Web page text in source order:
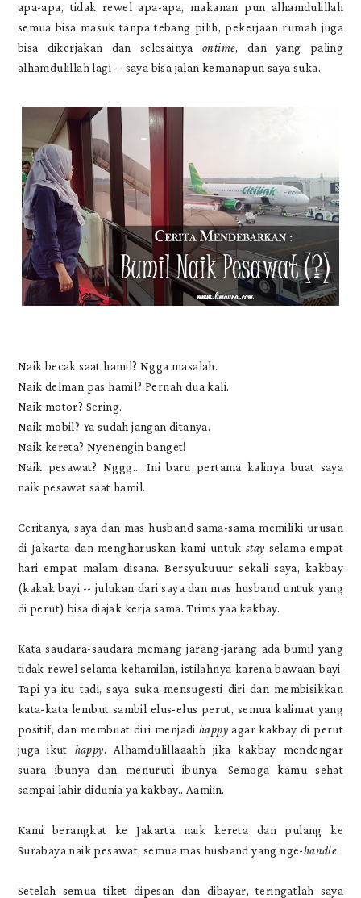
apa-apa, tidak rewel apa-apa, makanan pun alhamdulillah
semua bisa masuk tanpa tebang pilih, pekerjaan rumah juga
bisa dikerjakan dan selesainya ontime, dan yang paling
alhamdulillah lagi -- saya bisa jalan kemanapun saya suka.
Naik becak saat hamil? Ngga masalah.
Naik delman pas hamil? Pernah dua kali.
Naik motor? Sering.
Naik mobil? Ya sudah jangan ditanya.
Naik kereta? Nyenengin banget!
Naik pesawat? Nggg... Ini baru pertama kalinya buat saya
naik pesawat saat hamil.
Ceritanya, saya dan mas husband sama-sama memiliki urusan
di Jakarta dan mengharuskan kami untuk stay selama empat
hari empat malam disana. Bersyukuuur sekali saya, kakbay
(kakak bayi -- julukan dari saya dan mas husband untuk yang
di perut) bisa diajak kerja sama. Trims yaa kakbay.
Kata saudara-saudara memang jarang-jarang ada bumil yang
tidak rewel selama kehamilan, istilahnya karena bawaan bayi.
Tapi ya itu tadi, saya suka mensugesti diri dan membisikkan
kata-kata lembut sambil elus-elus perut, semua kalimat yang
positif, dan membuat diri menjadihappy agar kakbay di perut
juga ikut happy. Alhamdulillaaahh jika kakbay mendengar
suara ibunya dan menuruti ibunya. Semoga kamu sehat
sampai lahir didunia ya kakbay.. Aamiin.
Kami berangkat ke Jakarta naik kereta dan pulang ke
Surabaya naik pesawat, semua mas husband yang nge-handle.
Setelah semua tiket dipesan dan dibayar, teringatlah saya